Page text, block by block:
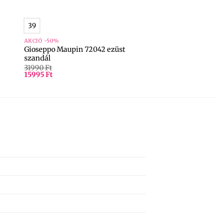
39
AKCIÓ -50%
Gioseppo Maupin 72042 ezüst
szandál
31990Ft
15995Ft